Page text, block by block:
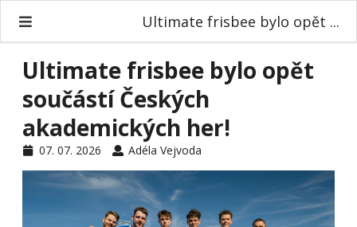
Ultimate frisbee bylo opět ...
Ultimate frisbee bylo opět
součástí Českých
akademických her!
07. 07. 2026 Adéla Vejvoda